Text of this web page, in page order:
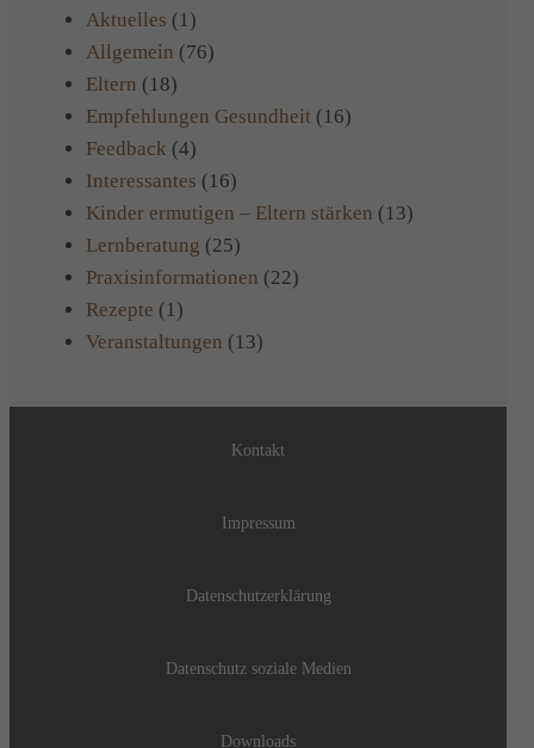
Aktuelles (1)
Allgemein (76)
Eltern (18)
Empfehlungen Gesundheit (16)
Feedback (4)
Interessantes (16)
Kinder ermutigen – Eltern stärken (13)
Lernberatung (25)
Praxisinformationen (22)
Rezepte (1)
Veranstaltungen (13)
Kontakt
Impressum
Datenschutzerklärung
Datenschutz soziale Medien
Downloads